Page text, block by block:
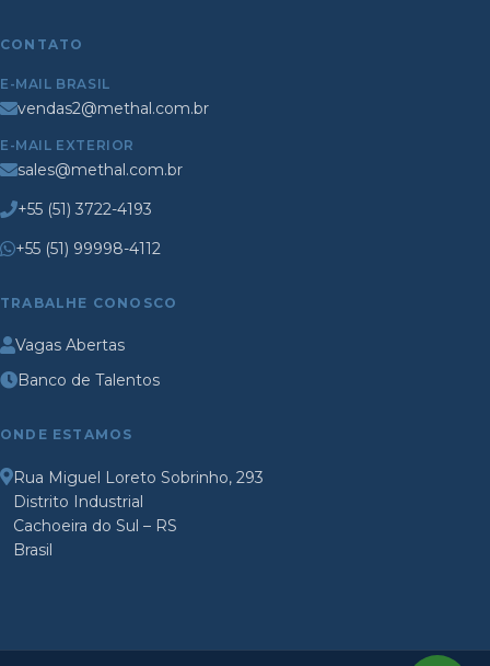
CONTATO
E-MAIL BRASIL
vendas2@methal.com.br
E-MAIL EXTERIOR
sales@methal.com.br
+55 (51) 3722-4193
+55 (51) 99998-4112
TRABALHE CONOSCO
Vagas Abertas
Banco de Talentos
ONDE ESTAMOS
Rua Miguel Loreto Sobrinho, 293
Distrito Industrial
Cachoeira do Sul – RS
Brasil